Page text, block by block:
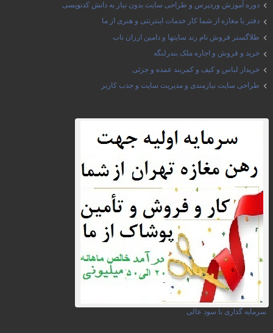
دوره آموزش وردپرس و طراحی سایت بدون نیاز به دانش کدنویسی
دفتر یا مغازه از شما کار خدمات اینترنتی و هنری از ما
طلاگستر فروش نام رند سایتها و دامین ارزان ناب
خرید و فروش و اجاره ملک بندرلنگه
خریدار لباس و کیف و کمربند عمده و جزئی
طراحی سایت نیازمندی و مدیریت سایت و جذب کاربر
سرمایه گذاری با سود عالی